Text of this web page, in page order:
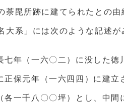
荼毘所跡に建てられたとの
大系」には次のような記述が
七年（一六〇二）に没した
正保元年（一六四四）に建立
各一千八〇〇坪）とし、中